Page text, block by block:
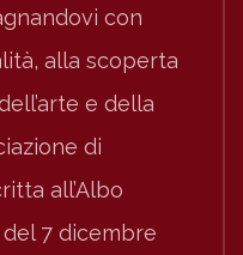
con
alla scoperta
e della
di
all’Albo
del 7 dicembre